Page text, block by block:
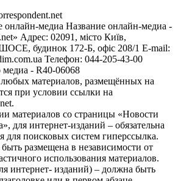
онлайн-медиа Название онлайн-медиа -
Адрес: 02091, місто Київ,
будинок 172-Б, офіс 208/1 E-mail:
Телефон: 044-205-43-00
- R40-06068
материалов, размещённых на
при условии ссылки на
материалов со страницы «Новости
для интернет-изданий – обязательна
для поисковых систем гиперссылка.
размещена в независимости от
использования материалов.
интернет- изданий) – должна быть